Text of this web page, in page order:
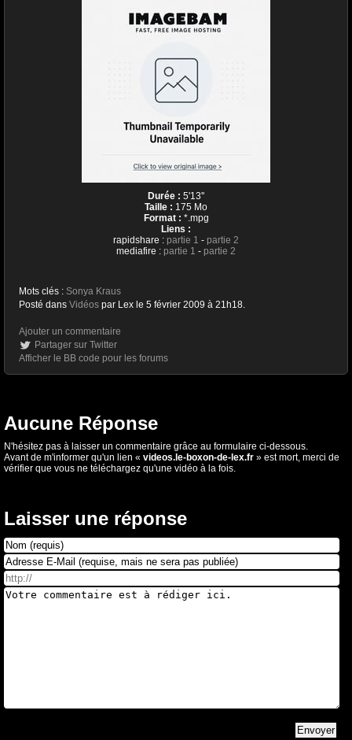
Durée : 5'13''
Taille : 175 Mo
Format : *.mpg
Liens :
rapidshare : partie 1 - partie 2
mediafire : partie 1 - partie 2
Mots clés : Sonya Kraus
Posté dans Vidéos par Lex le 5 février 2009 à 21h18.
Ajouter un commentaire
Partager sur Twitter
Afficher le BB code pour les forums
Aucune Réponse
N'hésitez pas à laisser un commentaire grâce au formulaire ci-dessous.
Avant de m'informer qu'un lien « videos.le-boxon-de-lex.fr » est mort, merci de
vérifier que vous ne téléchargez qu'une vidéo à la fois.
Laisser une réponse